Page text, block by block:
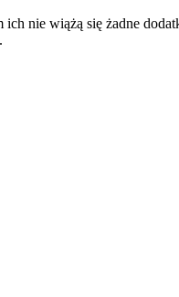
nie wiążą się żadne
.